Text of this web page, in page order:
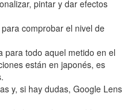
pintar y dar efectos
comprobar el nivel de
para todo aquel metido en el
están en japonés, es
y, si hay dudas, Google Lens